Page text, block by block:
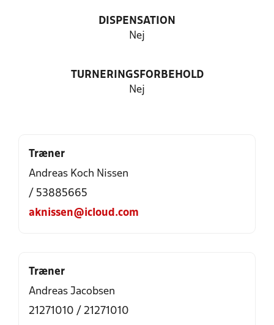
DISPENSATION
Nej
TURNERINGSFORBEHOLD
Nej
Træner
Andreas Koch Nissen
/ 53885665
aknissen@icloud.com
Træner
Andreas Jacobsen
21271010 / 21271010